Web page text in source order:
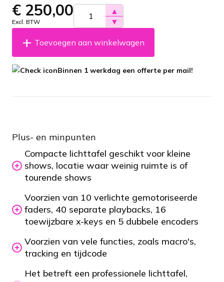
€ 250,00
Excl. BTW
▲
▼
Toevoegen aan winkelwagen
Binnen 1 werkdag een offerte per mail!
Plus- en minpunten
Compacte lichttafel geschikt voor kleine
shows, locatie waar weinig ruimte is of
tourende shows
Voorzien van 10 verlichte gemotoriseerde
faders, 40 separate playbacks, 16
toewijzbare x-keys en 5 dubbele encoders
Voorzien van vele functies, zoals macro's,
tracking en tijdcode
Het betreft een professionele lichttafel,